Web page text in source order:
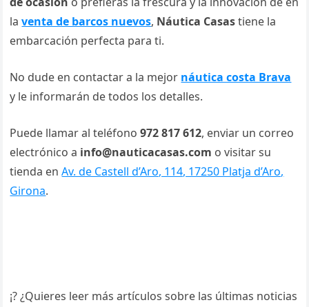
laventa de barcos nuevos, Náutica Casastiene la
embarcación perfecta para ti.
No dude en contactar a la mejor náutica costa Brava
y le informarán de todos los detalles.
Puede llamar al teléfono972 817 612, enviar un correo
electrónico a info@nauticacasas.com o visitar su
tienda enAv. de Castell d’Aro, 114, 17250 Platja d’Aro,
Girona.
¡? ¿Quieres leer más artículos sobre las últimas noticias